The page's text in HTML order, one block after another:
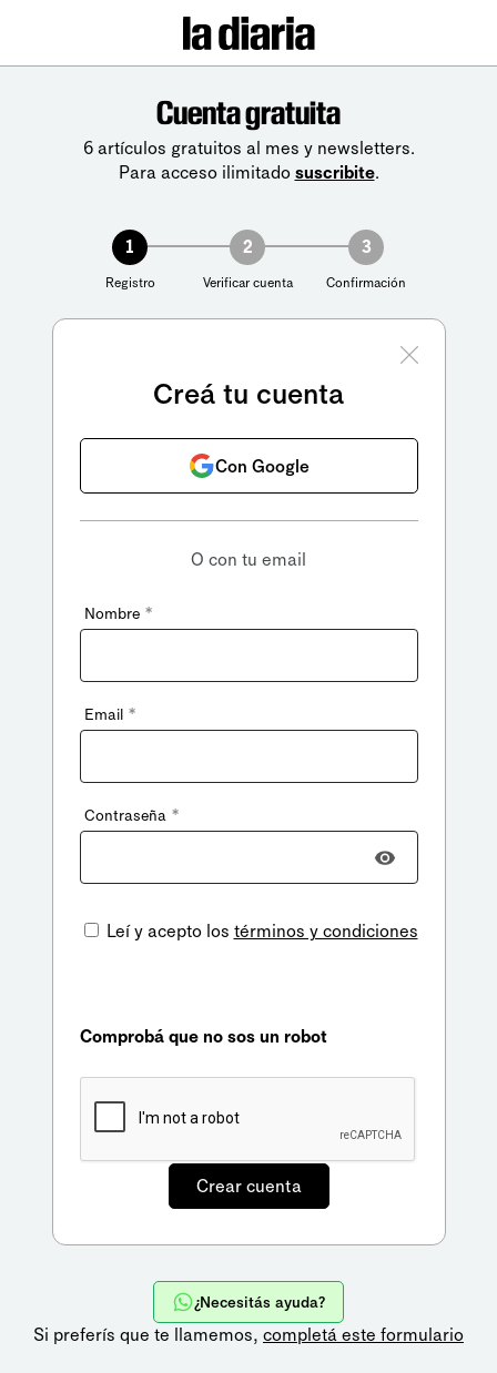
Cuenta gratuita
6 artículos gratuitos al mes y newsletters.
Para acceso ilimitado suscribite.
1
Registro
2
Verificar cuenta
3
Confirmación
Creá tu cuenta
Con Google
O con tu email
Nombre *
Email *
Contraseña *
Leí y acepto los términos y condiciones
Comprobá que no sos un robot
¿Necesitás ayuda?
Si preferís que te llamemos, completá este formulario